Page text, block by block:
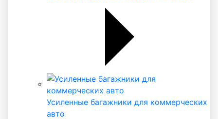
Усиленные багажники для коммерческих
авто